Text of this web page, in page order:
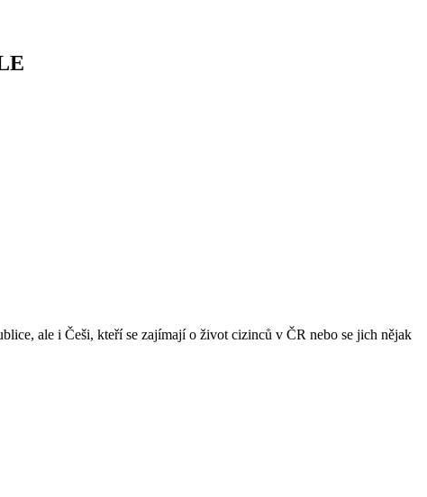
ale i Češi, kteří se zajímají o život cizinců v ČR nebo se jich nějak